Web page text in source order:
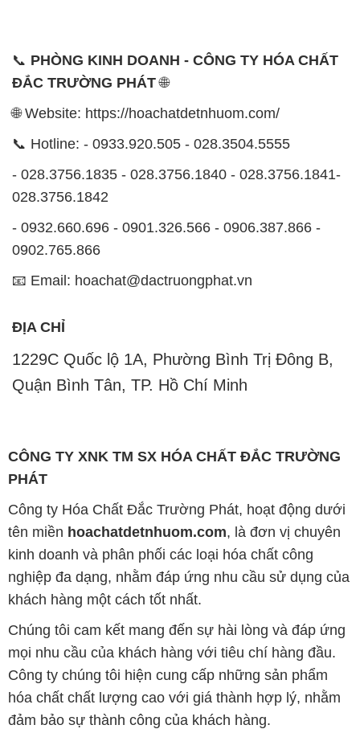
📞 PHÒNG KINH DOANH - CÔNG TY HÓA CHẤT
ĐẮC TRƯỜNG PHÁT🌐
🌐 Website: https://hoachatdetnhuom.com/
📞 Hotline: - 0933.920.505 - 028.3504.5555
- 028.3756.1835 - 028.3756.1840 - 028.3756.1841-
028.3756.1842
- 0932.660.696 - 0901.326.566 - 0906.387.866 -
0902.765.866
📧 Email: hoachat@dactruongphat.vn
ĐỊA CHỈ
1229C Quốc lộ 1A, Phường Bình Trị Đông B,
Quận Bình Tân, TP. Hồ Chí Minh
CÔNG TY XNK TM SX HÓA CHẤT ĐẮC TRƯỜNG
PHÁT
Công ty Hóa Chất Đắc Trường Phát, hoạt động dưới
tên miền hoachatdetnhuom.com, là đơn vị chuyên
kinh doanh và phân phối các loại hóa chất công
nghiệp đa dạng, nhằm đáp ứng nhu cầu sử dụng của
khách hàng một cách tốt nhất.
Chúng tôi cam kết mang đến sự hài lòng và đáp ứng
mọi nhu cầu của khách hàng với tiêu chí hàng đầu.
Công ty chúng tôi hiện cung cấp những sản phẩm
hóa chất chất lượng cao với giá thành hợp lý, nhằm
đảm bảo sự thành công của khách hàng.